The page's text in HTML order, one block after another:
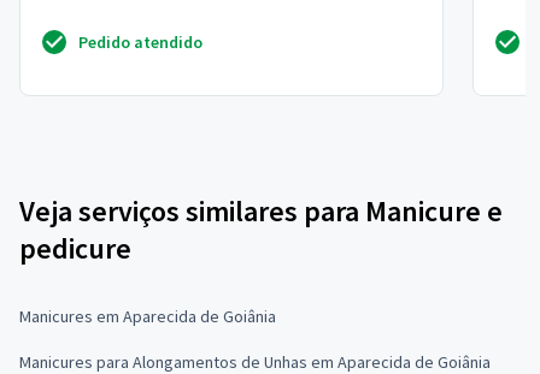
Pedido atendido
Veja serviços similares para Manicure e
pedicure
Manicures em Aparecida de Goiânia
Manicures para Alongamentos de Unhas em Aparecida de Goiânia